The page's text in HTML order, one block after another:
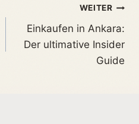
WEITER
Einkaufen in Ankara:
Der ultimative Insider
Guide